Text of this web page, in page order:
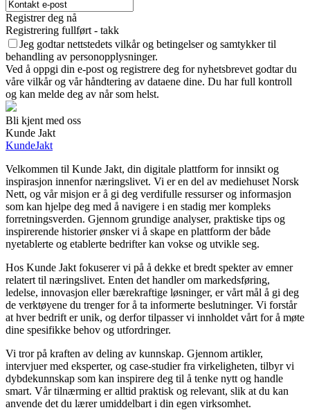
Registrer deg nå
Registrering fullført - takk
Jeg godtar nettstedets vilkår og betingelser og samtykker til
behandling av personopplysninger.
Ved å oppgi din e-post og registrere deg for nyhetsbrevet godtar du
våre vilkår og vår håndtering av dataene dine. Du har full kontroll
og kan melde deg av når som helst.
Bli kjent med oss
Kunde Jakt
KundeJakt
Velkommen til Kunde Jakt, din digitale plattform for innsikt og
inspirasjon innenfor næringslivet. Vi er en del av mediehuset Norsk
Nett, og vår misjon er å gi deg verdifulle ressurser og informasjon
som kan hjelpe deg med å navigere i en stadig mer kompleks
forretningsverden. Gjennom grundige analyser, praktiske tips og
inspirerende historier ønsker vi å skape en plattform der både
nyetablerte og etablerte bedrifter kan vokse og utvikle seg.
Hos Kunde Jakt fokuserer vi på å dekke et bredt spekter av emner
relatert til næringslivet. Enten det handler om markedsføring,
ledelse, innovasjon eller bærekraftige løsninger, er vårt mål å gi deg
de verktøyene du trenger for å ta informerte beslutninger. Vi forstår
at hver bedrift er unik, og derfor tilpasser vi innholdet vårt for å møte
dine spesifikke behov og utfordringer.
Vi tror på kraften av deling av kunnskap. Gjennom artikler,
intervjuer med eksperter, og case-studier fra virkeligheten, tilbyr vi
dybdekunnskap som kan inspirere deg til å tenke nytt og handle
smart. Vår tilnærming er alltid praktisk og relevant, slik at du kan
anvende det du lærer umiddelbart i din egen virksomhet.